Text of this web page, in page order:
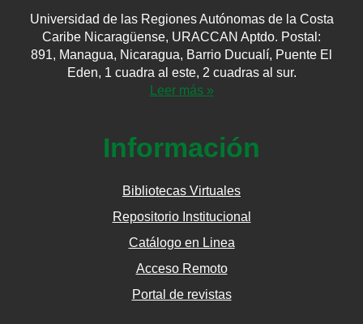
Universidad de las Regiones Autónomas de la Costa
Caribe Nicaragüense, URACCAN Aptdo. Postal:
891, Managua, Nicaragua, Barrio Ducualí, Puente El
Eden, 1 cuadra al este, 2 cuadras al sur.
Leer más »
Información
Bibliotecas Virtuales
Repositorio Institucional
Catálogo en Linea
Acceso Remoto
Portal de revistas